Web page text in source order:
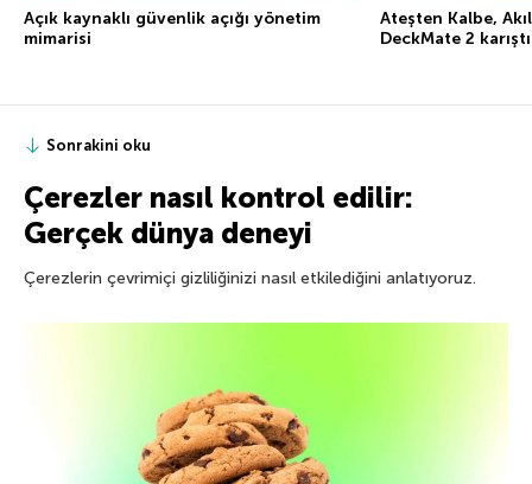
Açık kaynaklı güvenlik açığı yönetim
mimarisi
Ateşten Kalbe,
DeckMate 2
Sonrakini oku
Çerezler nasıl kontrol edilir:
Gerçek dünya deneyi
Çerezlerin çevrimiçi gizliliğinizi nasıl etkilediğini anlatıyoruz.